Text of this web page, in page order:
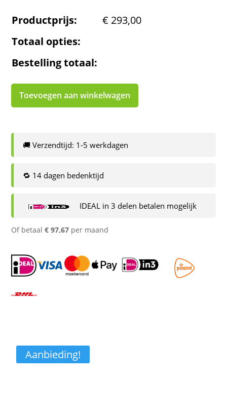
Aanbieding!
Productprijs: € 293,00
Totaal opties:
Bestelling totaal:
Toevoegen aan winkelwagen
🚚 Verzendtijd: 1-5 werkdagen
🔁 14 dagen bedenktijd
IDEAL in 3 delen betalen mogelijk
Of betaal€ 97,67 per maand